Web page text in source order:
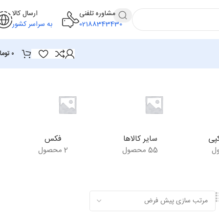
مشاوره تلفنی
02188343430
ارسال کالا
به سراسر کشور
۰
سایر کالاها
55 محصول
فکس
2 محصول